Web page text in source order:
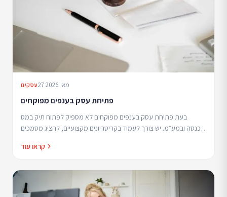
עסקים 27 מאי 2026
פתיחת עסק בענפים מפוקחים
בעת פתיחת עסק בענפים מפוקחים לא מספיק לפתוח תיק במס
הכנסה ובמע״מ. יש צורך לעמוד בקריטריונים מקצועיים, להציג מסמכים
קראו עוד